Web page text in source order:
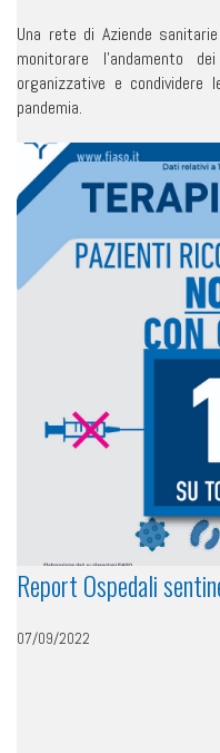
Una rete di Aziende
monitorare l’andamento
organizzative e
pandemia.
Report Ospedali
07/09/2022